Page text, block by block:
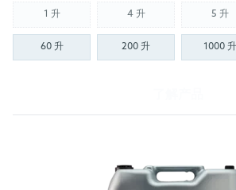
1 升(Not available) 4 升(Not available) 5 升
60 升 200 升 1000 升